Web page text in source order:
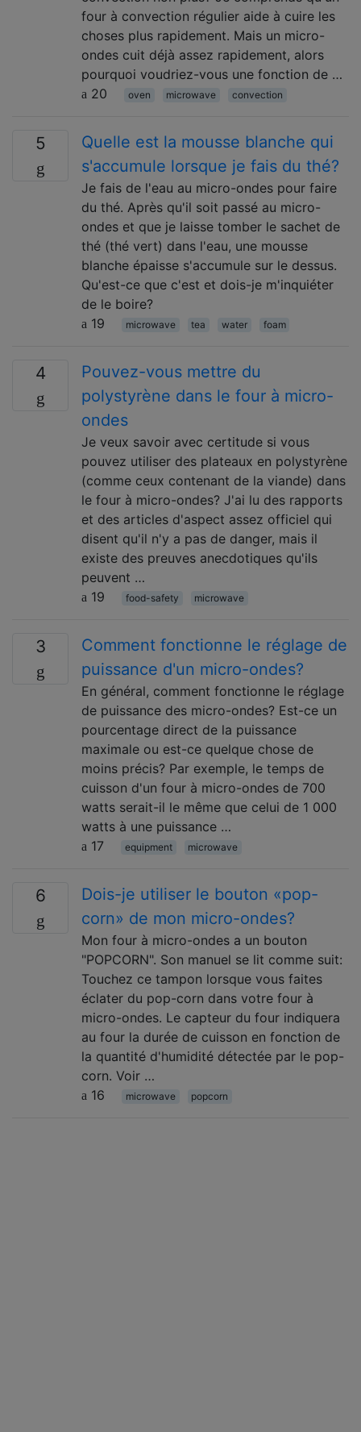
four à convection régulier aide à cuire les
choses plus rapidement. Mais un micro-
ondes cuit déjà assez rapidement, alors
pourquoi voudriez-vous une fonction de …
20
oven microwave convection
5
Quelle est la mousse blanche qui
s'accumule lorsque je fais du thé?
Je fais de l'eau au micro-ondes pour faire
du thé. Après qu'il soit passé au micro-
ondes et que je laisse tomber le sachet de
thé (thé vert) dans l'eau, une mousse
blanche épaisse s'accumule sur le dessus.
Qu'est-ce que c'est et dois-je m'inquiéter
de le boire?
19
microwave tea water foam
4
Pouvez-vous mettre du
polystyrène dans le four à micro-
ondes
Je veux savoir avec certitude si vous
pouvez utiliser des plateaux en polystyrène
(comme ceux contenant de la viande) dans
le four à micro-ondes? J'ai lu des rapports
et des articles d'aspect assez officiel qui
disent qu'il n'y a pas de danger, mais il
existe des preuves anecdotiques qu'ils
peuvent …
19
food-safety microwave
3
Comment fonctionne le réglage de
puissance d'un micro-ondes?
En général, comment fonctionne le réglage
de puissance des micro-ondes? Est-ce un
pourcentage direct de la puissance
maximale ou est-ce quelque chose de
moins précis? Par exemple, le temps de
cuisson d'un four à micro-ondes de 700
watts serait-il le même que celui de 1 000
watts à une puissance …
17
equipment microwave
6
Dois-je utiliser le bouton «pop-
corn» de mon micro-ondes?
Mon four à micro-ondes a un bouton
"POPCORN". Son manuel se lit comme suit:
Touchez ce tampon lorsque vous faites
éclater du pop-corn dans votre four à
micro-ondes. Le capteur du four indiquera
au four la durée de cuisson en fonction de
la quantité d'humidité détectée par le pop-
corn. Voir …
16
microwave popcorn